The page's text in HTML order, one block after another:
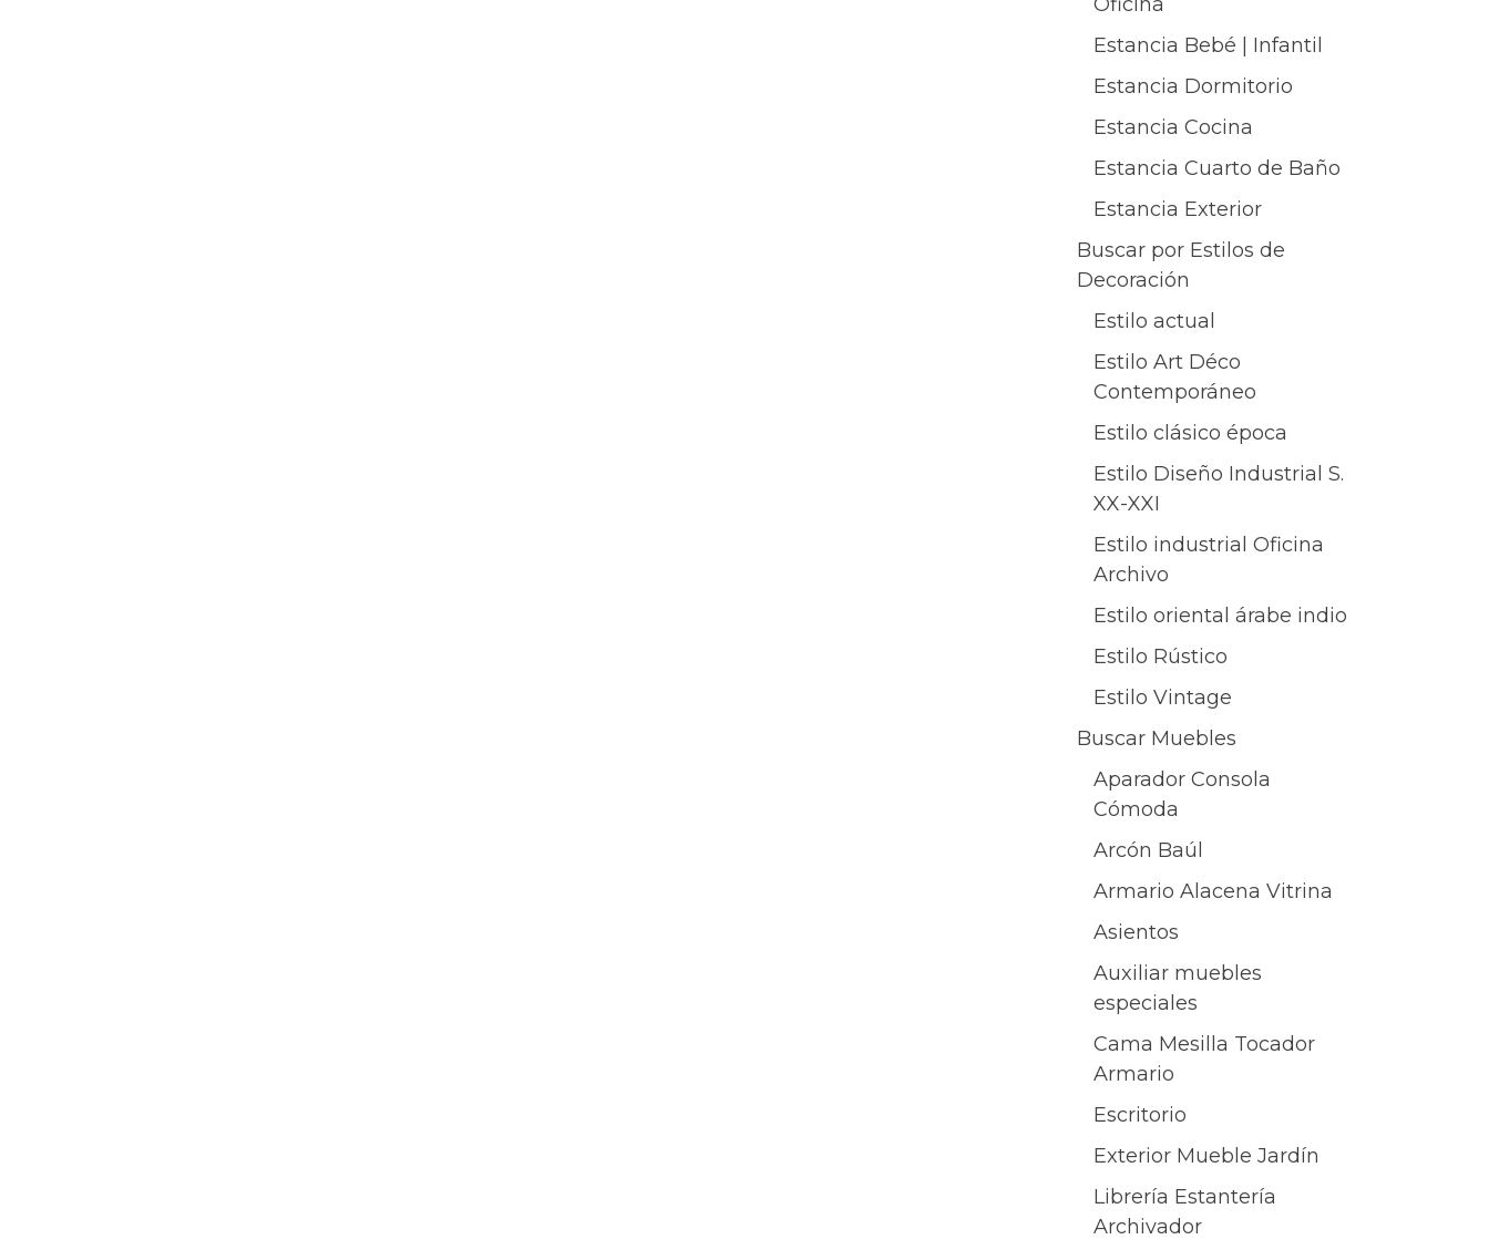
Estancia Bebé | Infantil
Estancia Dormitorio
Estancia Cocina
Estancia Cuarto de Baño
Estancia Exterior
Buscar por Estilos de
Decoración
Estilo actual
Estilo Art Déco
Contemporáneo
Estilo clásico época
Estilo Diseño Industrial S.
XX-XXI
Estilo industrial Oficina
Archivo
Estilo oriental árabe indio
Estilo Rústico
Estilo Vintage
Buscar Muebles
Aparador Consola
Cómoda
Arcón Baúl
Armario Alacena Vitrina
Asientos
Auxiliar muebles
especiales
Cama Mesilla Tocador
Armario
Escritorio
Exterior Mueble Jardín
Librería Estantería
Archivador